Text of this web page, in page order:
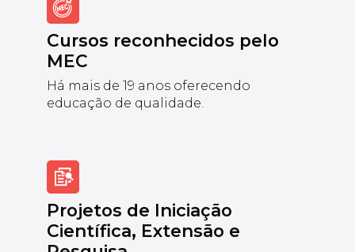
Cursos reconhecidos pelo
MEC
Há mais de 19 anos oferecendo
educação de qualidade.
Projetos de Iniciação
Científica, Extensão e